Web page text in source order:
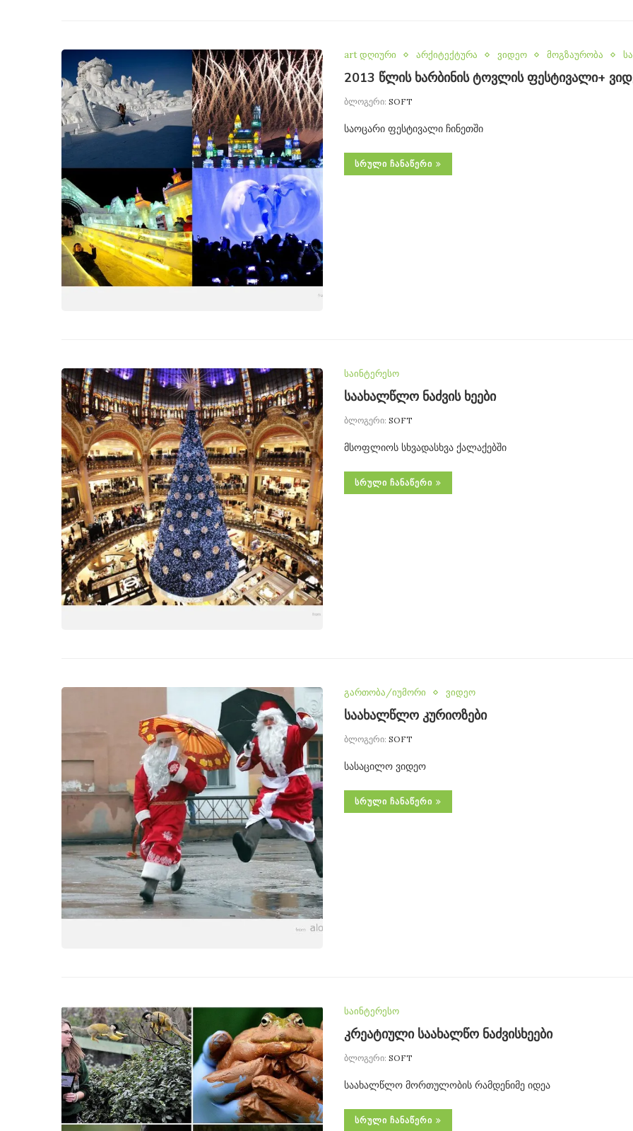
art დღიური არქიტექტურა ვიდეო მოგზაურობა
2013 წლის ხარბინის ტოვლის ფესტივალი+
ბლოგერი: SOFT
საოცარი ფესტივალი ჩინეთში
ᲡᲠᲣᲚᲘ ᲩᲐᲜᲐᲬᲔᲠᲘ
საინტერესო
საახალწლო ნაძვის ხეები
ბლოგერი: SOFT
მსოფლიოს სხვადასხვა ქალაქებში
ᲡᲠᲣᲚᲘ ᲩᲐᲜᲐᲬᲔᲠᲘ
გართობა/იუმორი ვიდეო
საახალწლო კურიოზები
ბლოგერი: SOFT
სასაცილო ვიდეო
ᲡᲠᲣᲚᲘ ᲩᲐᲜᲐᲬᲔᲠᲘ
საინტერესო
კრეატიული საახალწო ნაძვისხეები
ბლოგერი: SOFT
საახალწლო მორთულობის რამდენიმე იდეა
ᲡᲠᲣᲚᲘ ᲩᲐᲜᲐᲬᲔᲠᲘ